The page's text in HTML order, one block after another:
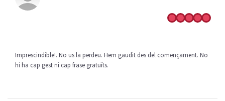
Imprescindible!. No us la perdeu. Hem gaudit des del començament. No
hi ha cap gest ni cap frase gratuïts.